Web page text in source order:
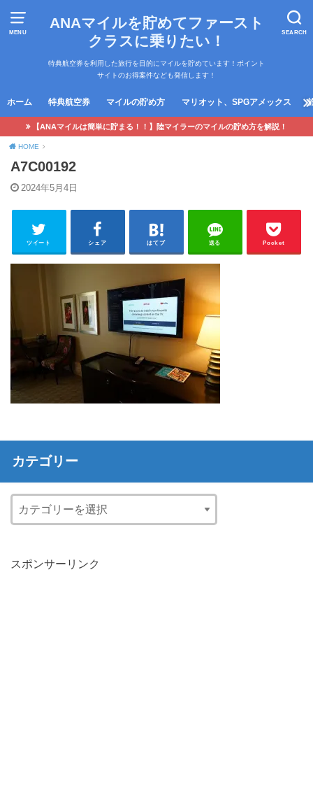
MENU SEARCH
ANAマイルを貯めてファースト
クラスに乗りたい！
特典航空券を利用した旅行を目的にマイルを貯めています！ポイント
サイトのお得案件なども発信します！
ホーム 特典航空券 マイルの貯め方 マリオット、SPGアメックス
【ANAマイルは簡単に貯まる！！】陸マイラーのマイルの貯め方を解説！
HOME
A7C00192
2024年5月4日
ツイート シェア はてブ 送る Pocket
カテゴリー
スポンサーリンク